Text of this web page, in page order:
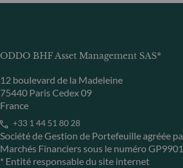
ODDO BHF Asset Management SAS*
12 boulevard de la Madeleine
75440 Paris Cedex 09
France
+33 1 44 51 80 28
Société de Gestion de Portefeuille agréée
Marchés Financiers sous le numéro
* Entité responsable du site internet